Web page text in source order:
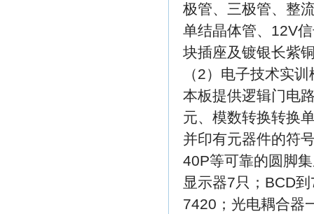
极管、三极管、整
单结晶体管、12V
块插座及镀银长紫
（2）电子技术实
本板提供逻辑门电
元、模数转换转换
并印有元器件的符
40P等可靠的圆脚
显示器7只；BCD
7420；光电耦合器